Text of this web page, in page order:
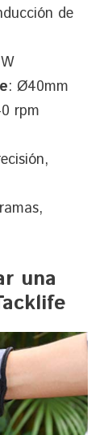
de
: Ø40mm
rpm
una